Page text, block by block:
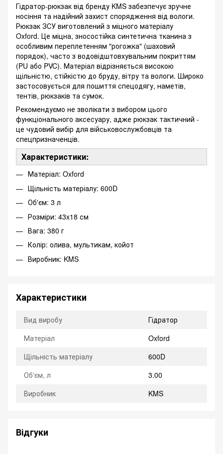
Гідратор-рюкзак від бренду KMS забезпечує зручне
носіння та надійний захист спорядження від вологи.
Рюкзак ЗСУ виготовлений з міцного матеріалу
Oxford. Це міцна, зносостійка синтетична тканина з
особливим переплетенням "рогожка" (шаховий
порядок), часто з водовідштовхувальним покриттям
(PU або PVC). Матеріал відрізняється високою
щільністю, стійкістю до бруду, вітру та вологи. Широко
застосовується для пошиття спецодягу, наметів,
тентів, рюкзаків та сумок.
Рекомендуємо не зволікати з вибором цього
функціонального аксесуару, адже рюкзак тактичний -
це чудовий вибір для військовослужбовців та
спецпризначенців.
Характеристики:
Матеріал: Oxford
Щільність матеріалу: 600D
Об'єм: 3 л
Розміри: 43x18 см
Вага: 380 г
Колір: олива, мультикам, койот
Виробник: KMS
Характеристики
Вид виробу
Гідратор
Матеріал
Oxford
Щільність матеріалу
600D
Об'єм, л
3.00
Виробник
KMS
Відгуки